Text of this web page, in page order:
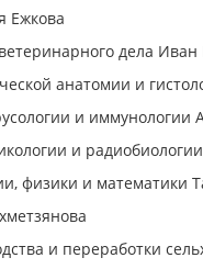
Ежкова
дела Иван
анатомии и
и иммунологии
и
физики и математики
и переработки